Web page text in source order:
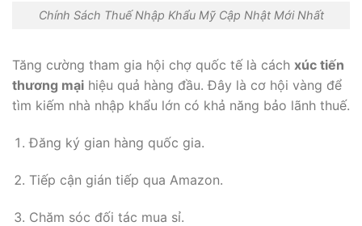
Chính Sách Thuế Nhập Khẩu Mỹ Cập Nhật Mới Nhất
Tăng cường tham gia hội chợ quốc tế là cách xúc tiến
thương mại hiệu quả hàng đầu. Đây là cơ hội vàng để
tìm kiếm nhà nhập khẩu lớn có khả năng bảo lãnh thuế.
Đăng ký gian hàng quốc gia.
Tiếp cận gián tiếp qua Amazon.
Chăm sóc đối tác mua sỉ.